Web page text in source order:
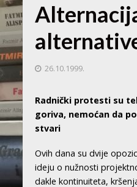
26.10.1999.
Radnički protesti su
goriva, nemoćan da
stvari
Ovih dana su dvije
ideju o nužnosti
dakle kontinuiteta,